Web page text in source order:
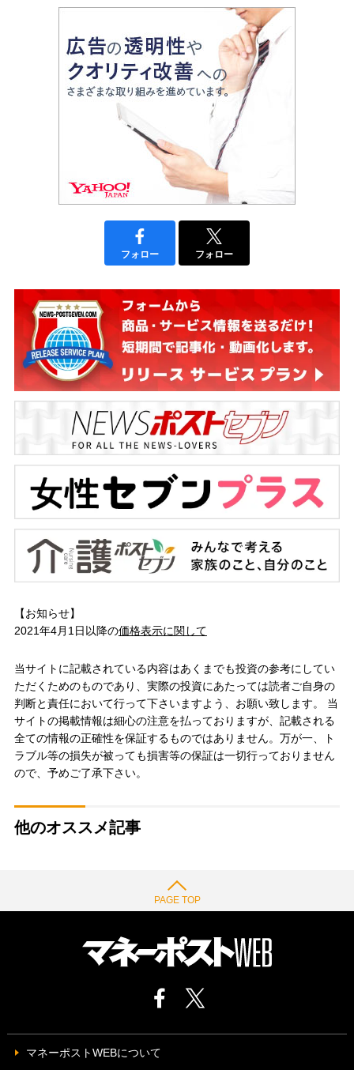
フォロー フォロー
【お知らせ】
2021年4月1日以降の価格表示に関して
当サイトに記載されている内容はあくまでも投資の参考にしてい
ただくためのものであり、実際の投資にあたっては読者ご自身の
判断と責任において行って下さいますよう、お願い致します。 当
サイトの掲載情報は細心の注意を払っておりますが、記載される
全ての情報の正確性を保証するものではありません。万が一、ト
ラブル等の損失が被っても損害等の保証は一切行っておりません
ので、予めご了承下さい。
他のオススメ記事
PAGE TOP
マネーポストWEBについて